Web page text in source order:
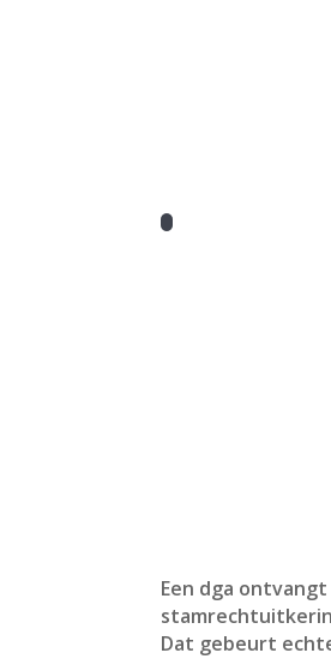
Een dga
Dat gebeurt